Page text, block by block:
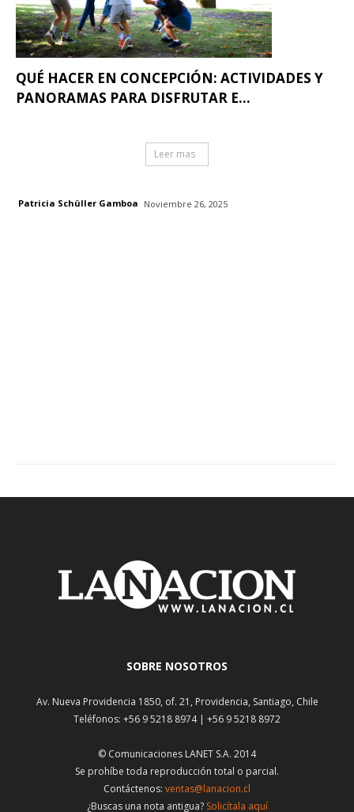
QUÉ HACER EN CONCEPCIÓN: ACTIVIDADES Y
PANORAMAS PARA DISFRUTAR E...
Leer mas
Patricia Schüller Gamboa Noviembre 26, 2025
SOBRE NOSOTROS
Av. Nueva Providencia 1850, of. 21, Providencia, Santiago, Chile
Teléfonos: +56 9 5218 8974 | +56 9 5218 8972
© Comunicaciones LANET S.A. 2014
Se prohíbe toda reproducción total o parcial.
Contáctenos: ventas@lanacion.cl
¿Buscas una nota antigua? Solicítala aquí